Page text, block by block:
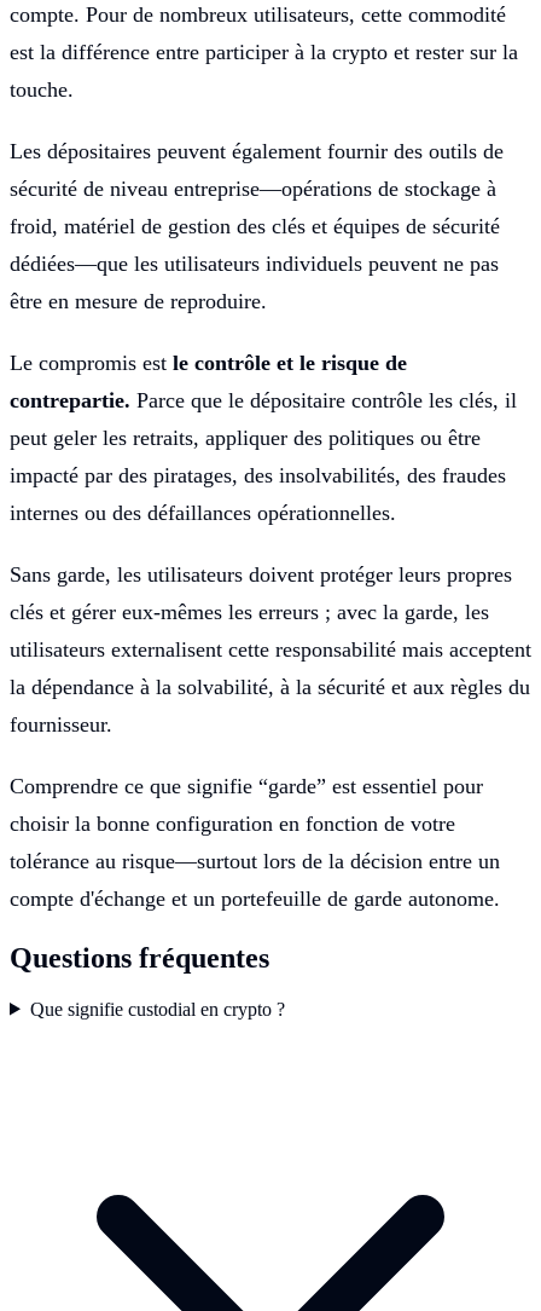
compte. Pour de nombreux utilisateurs, cette commodité
est la différence entre participer à la crypto et rester sur la
touche.
Les dépositaires peuvent également fournir des outils de
sécurité de niveau entreprise—opérations de stockage à
froid, matériel de gestion des clés et équipes de sécurité
dédiées—que les utilisateurs individuels peuvent ne pas
être en mesure de reproduire.
Le compromis est le contrôle et le risque de
contrepartie. Parce que le dépositaire contrôle les clés, il
peut geler les retraits, appliquer des politiques ou être
impacté par des piratages, des insolvabilités, des fraudes
internes ou des défaillances opérationnelles.
Sans garde, les utilisateurs doivent protéger leurs propres
clés et gérer eux-mêmes les erreurs ; avec la garde, les
utilisateurs externalisent cette responsabilité mais acceptent
la dépendance à la solvabilité, à la sécurité et aux règles du
fournisseur.
Comprendre ce que signifie “garde” est essentiel pour
choisir la bonne configuration en fonction de votre
tolérance au risque—surtout lors de la décision entre un
compte d'échange et un portefeuille de garde autonome.
Questions fréquentes
Que signifie custodial en crypto ?